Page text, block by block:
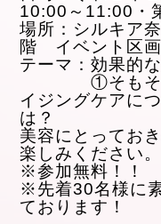
10:00～11:00・
場所：シルキア
階 イベント区画
テーマ：効果的
①そもそも
イジングケアに
は？
美容にとってお
楽しみください。
※参加無料！！
※先着30名様に
ております！